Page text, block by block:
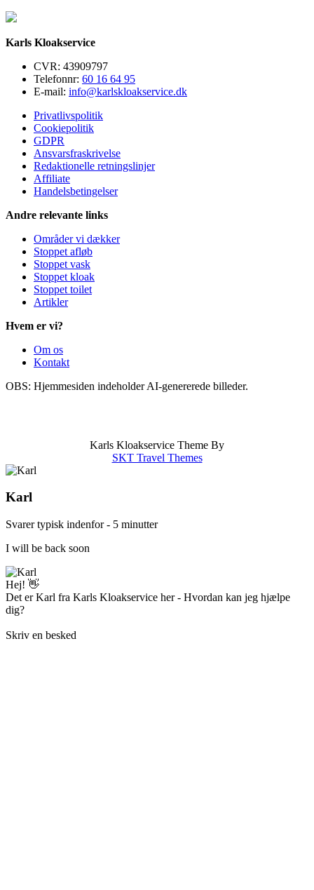
Karls Kloakservice
CVR: 43909797
Telefonnr: 60 16 64 95
E-mail: info@karlskloakservice.dk
Privatlivspolitik
Cookiepolitik
GDPR
Ansvarsfraskrivelse
Redaktionelle retningslinjer
Affiliate
Handelsbetingelser
Andre relevante links
Områder vi dækker
Stoppet afløb
Stoppet vask
Stoppet kloak
Stoppet toilet
Artikler
Hvem er vi?
Om os
Kontakt
OBS: Hjemmesiden indeholder AI-genererede billeder.
Karls Kloakservice Theme By
SKT Travel Themes
Karl
Svarer typisk indenfor - 5 minutter
I will be back soon
Hej! 👋
Det er Karl fra Karls Kloakservice her - Hvordan kan jeg hjælpe
dig?
Skriv en besked